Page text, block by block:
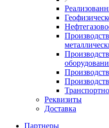
Реквизиты
Доставка
Партнеры